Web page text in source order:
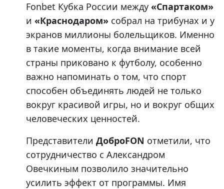
Fonbet Кубка России между «Спартаком»
и «Краснодаром» собрал на трибунах и у
экранов миллионы болельщиков. Именно
в такие моменты, когда внимание всей
страны приковано к футболу, особенно
важно напоминать о том, что спорт
способен объединять людей не только
вокруг красивой игры, но и вокруг общих
человеческих ценностей.
Представители ДоброFON отметили, что
сотрудничество с Александром
Овечкиным позволило значительно
усилить эффект от программы. Имя